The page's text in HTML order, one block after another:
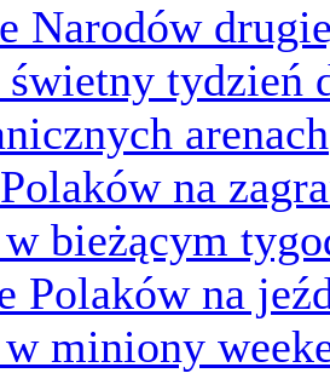
Narodów
tydzień
arenach
na
w bieżącym
Polaków na
w miniony